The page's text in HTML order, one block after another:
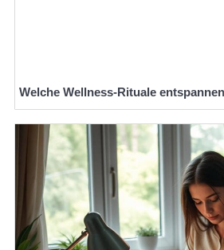
Welche Wellness-Rituale